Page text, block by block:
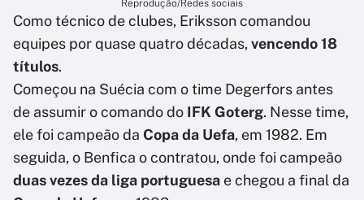
Reprodução/Redes sociais
Como técnico de clubes, Eriksson comandou
equipes por quase quatro décadas, vencendo 18
títulos.
Começou na Suécia com o time Degerfors antes
de assumir o comando do IFK Goterg. Nesse time,
ele foi campeão da Copa da Uefa, em 1982. Em
seguida, o Benfica o contratou, onde foi campeão
duas vezes da liga portuguesa e chegou a final da